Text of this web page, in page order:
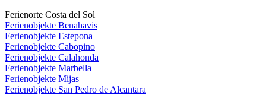
Ferienorte Costa del Sol
Ferienobjekte Benahavis
Ferienobjekte Estepona
Ferienobjekte Cabopino
Ferienobjekte Calahonda
Ferienobjekte Marbella
Ferienobjekte Mijas
Ferienobjekte San Pedro de Alcantara